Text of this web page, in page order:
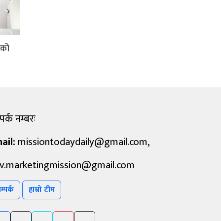
नम्बरः
missiontodaydaily@gmail.com,
हाम्रो टीम